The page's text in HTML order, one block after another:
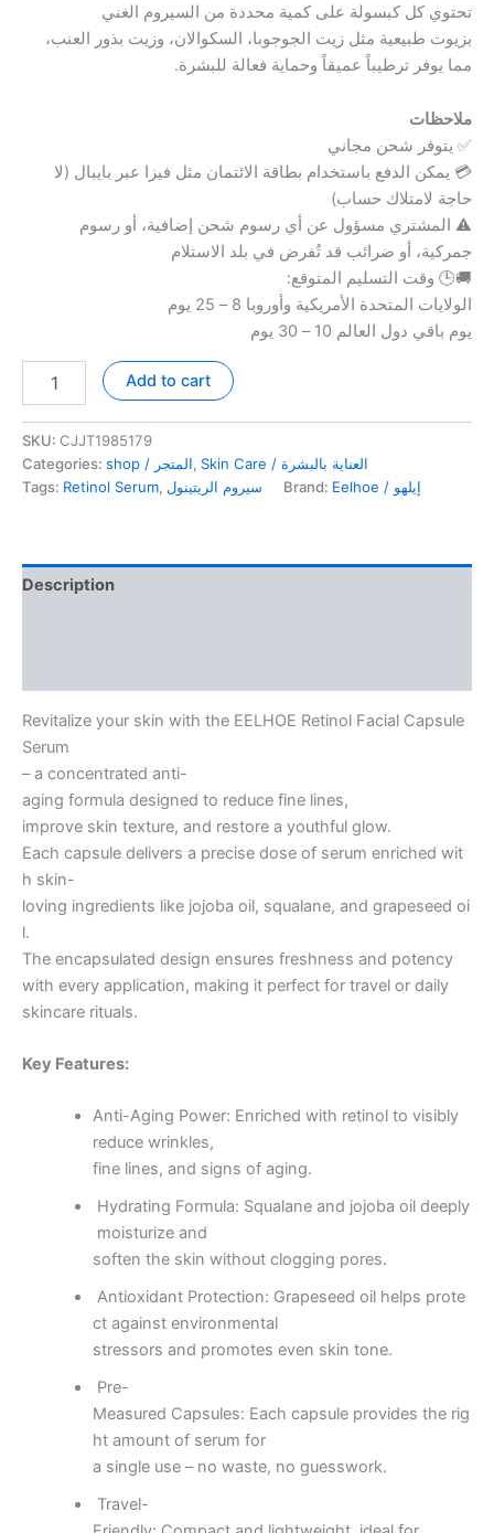
تحتوي كل كبسولة على كمية محددة من السيروم الغني
بزيوت طبيعية مثل زيت الجوجوبا، السكوالان، وزيت بذور العنب،
مما يوفر ترطيباً عميقاً وحماية فعالة للبشرة.
ملاحظات
✅ يتوفر شحن مجاني
💳 يمكن الدفع باستخدام بطاقة الائتمان مثل فيزا عبر بايبال (لا
حاجة لامتلاك حساب)
⚠️ المشتري مسؤول عن أي رسوم شحن إضافية، أو رسوم
جمركية، أو ضرائب قد تُفرض في بلد الاستلام
🚚🕒 وقت التسليم المتوقع:
الولايات المتحدة الأمريكية وأوروبا 8 – 25 يوم
يوم باقي دول العالم 10 – 30 يوم
Facial
Serum
سيروم
كبسولات
Add to cart
SKU: CJJT1985179
Categories:
shop / المتجر,
Skin Care / العناية بالبشرة
Tags: Retinol Serum, سيروم الريتينول Brand: Eelhoe / إيلهو
Description
Revitalize your skin with the EELHOE Retinol Facial Capsule
Serum
– a concentrated anti-
aging formula designed to reduce fine lines,
improve skin texture, and restore a youthful glow.
Each capsule delivers a precise dose of serum enriched wit
h skin-
loving ingredients like jojoba oil, squalane, and grapeseed oi
l.
The encapsulated design ensures freshness and potency
with every application, making it perfect for travel or daily
skincare rituals.
Key Features:
Anti-Aging Power: Enriched with retinol to visibly
reduce wrinkles,
fine lines, and signs of aging.
Hydrating Formula: Squalane and jojoba oil deeply
moisturize and
soften the skin without clogging pores.
Antioxidant Protection: Grapeseed oil helps prote
ct against environmental
stressors and promotes even skin tone.
Pre-
Measured Capsules: Each capsule provides the rig
ht amount of serum for
a single use – no waste, no guesswork.
Travel-